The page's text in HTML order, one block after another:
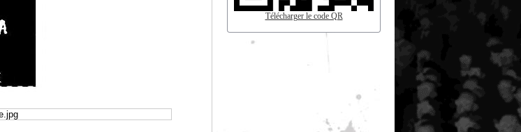
Télécharger le code QR